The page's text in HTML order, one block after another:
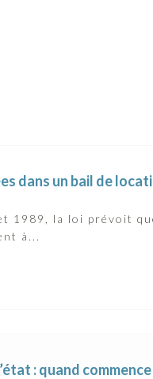
dans un bail de
1989, la loi prévoit
à...
: quand